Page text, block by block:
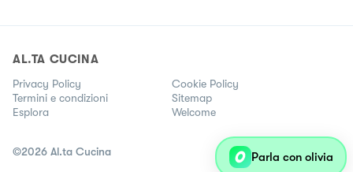
AL.TA CUCINA
Privacy Policy
Cookie Policy
Termini e condizioni
Sitemap
Esplora
Welcome
©2026 Al.ta Cucina Parla con olivia